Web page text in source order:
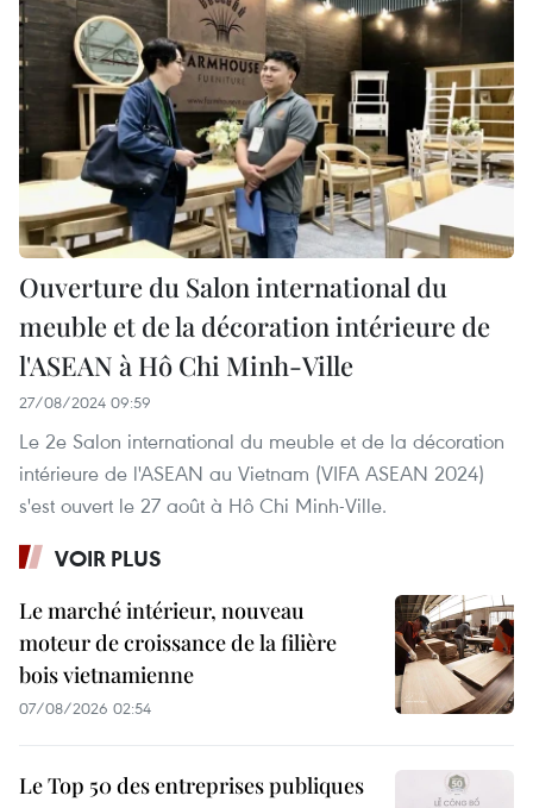
Ouverture du Salon international du
meuble et de la décoration intérieure de
l'ASEAN à Hô Chi Minh-Ville
27/08/2024 09:59
Le 2e Salon international du meuble et de la décoration
intérieure de l'ASEAN au Vietnam (VIFA ASEAN 2024)
s'est ouvert le 27 août à Hô Chi Minh-Ville.
VOIR PLUS
Le marché intérieur, nouveau
moteur de croissance de la filière
bois vietnamienne
07/08/2026 02:54
Le Top 50 des entreprises publiques